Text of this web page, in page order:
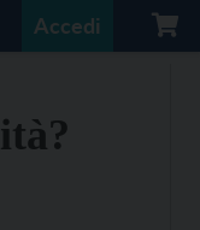
Accedi